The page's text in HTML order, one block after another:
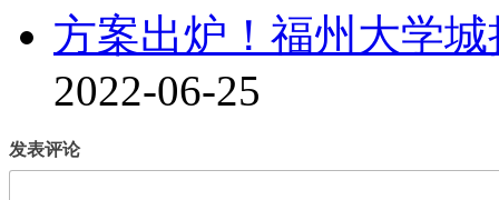
方案出炉！福州大学
2022-06-25
发表评论